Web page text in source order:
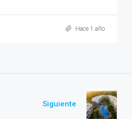
Hace 1 año
Siguiente